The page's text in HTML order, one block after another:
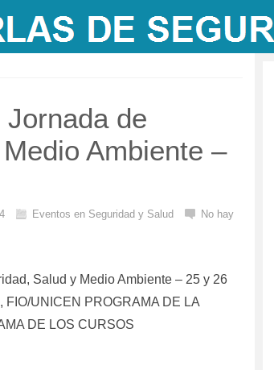
Jornada de
Ambiente –
Eventos en Seguridad y Salud
No hay
Salud y Medio Ambiente – 25 y 26
FIO/UNICEN PROGRAMA DE LA
DE LOS CURSOS